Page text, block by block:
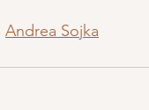
Andrea Sojka